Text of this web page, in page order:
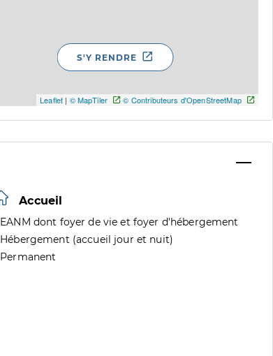
Leaflet | © MapTiler © Contributeurs d'OpenStreetMap
S'Y RENDRE
Accueil
EANM dont foyer de vie et foyer d'hébergement
Hébergement (accueil jour et nuit)
Permanent